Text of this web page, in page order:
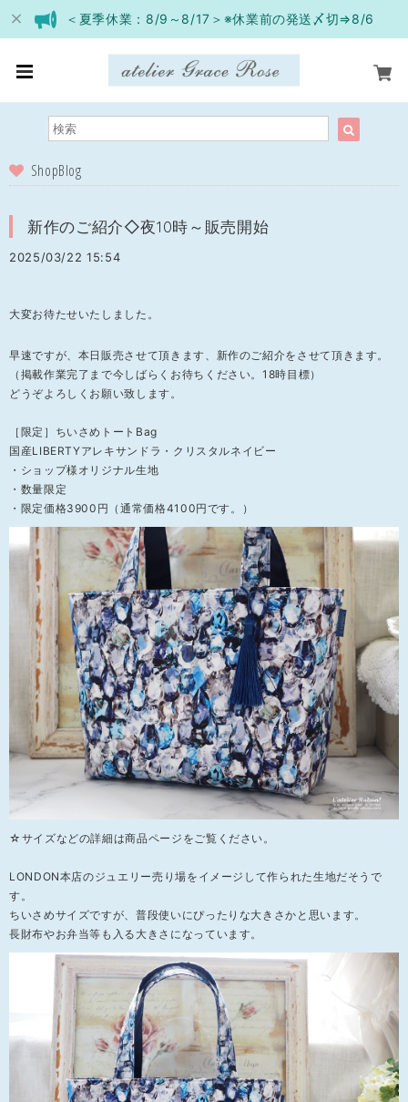
＜夏季休業：8/9～8/17＞※休業前の発送〆切⇒8/6
ShopBlog
新作のご紹介◇夜10時～販売開始
2025/03/22 15:54
大変お待たせいたしました。
早速ですが、本日販売させて頂きます、新作のご紹介をさせて頂きます。
（掲載作業完了まで今しばらくお待ちください。18時目標）
どうぞよろしくお願い致します。
［限定］ちいさめトートBag
国産LIBERTYアレキサンドラ・クリスタルネイビー
・ショップ様オリジナル生地
・数量限定
・限定価格3900円（通常価格4100円です。）
☆サイズなどの詳細は商品ページをご覧ください。
LONDON本店のジュエリー売り場をイメージして作られた生地だそうで
す。
ちいさめサイズですが、普段使いにぴったりな大きさかと思います。
長財布やお弁当等も入る大きさになっています。